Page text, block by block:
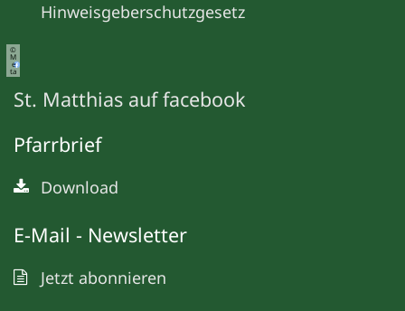
Hinweisgeberschutzgesetz
©
M
e
ta
St. Matthias auf facebook
Pfarrbrief
Download
E-Mail - Newsletter
Jetzt abonnieren